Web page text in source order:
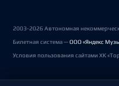
2003-2026 Автономная
Билетная система —ООО «Яндекс
Условия пользования сайтами ХК